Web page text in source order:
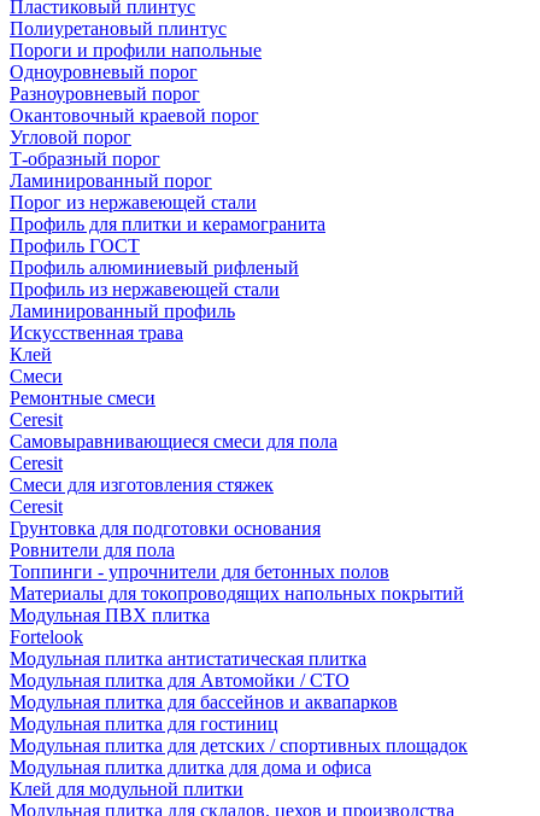
Пластиковый плинтус
Полиуретановый плинтус
Пороги и профили напольные
Одноуровневый порог
Разноуровневый порог
Окантовочный краевой порог
Угловой порог
Т-образный порог
Ламинированный порог
Порог из нержавеющей стали
Профиль для плитки и керамогранита
Профиль ГОСТ
Профиль алюминиевый рифленый
Профиль из нержавеющей стали
Ламинированный профиль
Искусственная трава
Клей
Смеси
Ремонтные смеси
Ceresit
Самовыравнивающиеся смеси для пола
Ceresit
Смеси для изготовления стяжек
Ceresit
Грунтовка для подготовки основания
Ровнители для пола
Топпинги - упрочнители для бетонных полов
Материалы для токопроводящих напольных покрытий
Модульная ПВХ плитка
Fortelook
Модульная плитка антистатическая плитка
Модульная плитка для Автомойки / СТО
Модульная плитка для бассейнов и аквапарков
Модульная плитка для гостиниц
Модульная плитка для детских / спортивных площадок
Модульная плитка длитка для дома и офиса
Клей для модульной плитки
Модульная плитка для складов, цехов и производства